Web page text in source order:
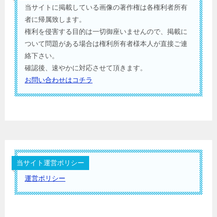
当サイトに掲載している画像の著作権は各権利者所有
者に帰属致します。
権利を侵害する目的は一切御座いませんので、掲載に
ついて問題がある場合は権利所有者様本人が直接ご連
絡下さい。
確認後、速やかに対応させて頂きます。
お問い合わせはコチラ
当サイト運営ポリシー
運営ポリシー